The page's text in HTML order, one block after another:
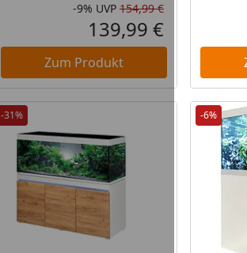
Rabatt in
-9% UVP 154,99 €
Aktueller Preis
139,99 €
Zum Produkt
-31% -6%